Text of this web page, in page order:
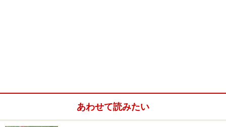
に荒川静香選手が金メダルを取り、日本が強いフィギュ
アスケートは、ドイツは苦手（？）なようです。
あわせて読みたい